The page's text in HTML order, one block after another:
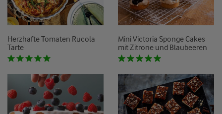
Herzhafte Tomaten Rucola
Tarte
Mini Victoria Sponge Cakes
mit Zitrone und Blaubeeren